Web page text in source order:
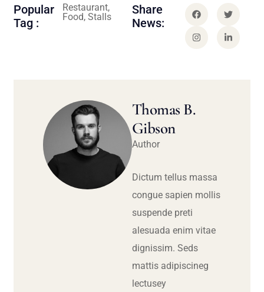
Popular
Tag :
Restaurant,
Food, Stalls
Share
News:
Thomas B.
Gibson
Author
Dictum tellus massa
congue sapien mollis
suspende preti
alesuada enim vitae
dignissim. Seds
mattis adipiscineg
lectusey